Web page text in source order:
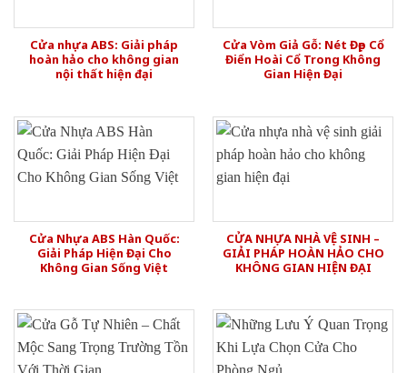
Cửa nhựa ABS: Giải pháp
hoàn hảo cho không gian
nội thất hiện đại
Cửa Vòm Giả Gỗ: Nét Đẹp Cổ
Điển Hoài Cổ Trong Không
Gian Hiện Đại
Cửa Nhựa ABS Hàn Quốc:
Giải Pháp Hiện Đại Cho
Không Gian Sống Việt
CỬA NHỰA NHÀ VỆ SINH –
GIẢI PHÁP HOÀN HẢO CHO
KHÔNG GIAN HIỆN ĐẠI